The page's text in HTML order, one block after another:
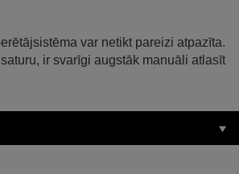
var netikt pareizi atpazīta.
saturu, ir svarīgi augstāk manuāli atlasīt